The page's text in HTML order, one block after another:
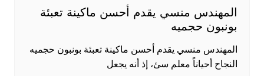
المهندس منسي يقدم أحسن ماكينة تعبئة
بونبون حجميه
المهندس منسي يقدم أحسن ماكينة تعبئة بونبون حجميه
النجاح أحياناً معلم سئ، إذ أنه يجعل